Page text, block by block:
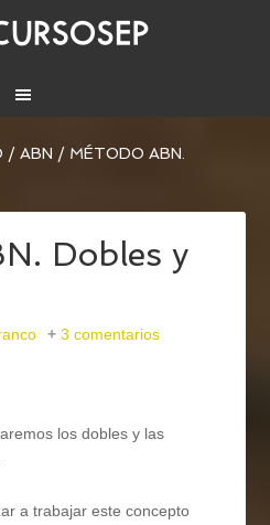
/ ABN / MÉTODO ABN.
Dobles y
3 comentarios
los dobles y las
a trabajar este concepto